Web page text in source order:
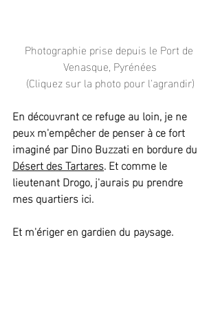
Photographie prise depuis le Port de
Venasque, Pyrénées
(Cliquez sur la photo pour l'agrandir)
En découvrant ce refuge au loin, je ne
peux m'empêcher de penser à ce fort
imaginé par Dino Buzzati en bordure du
Désert des Tartares. Et comme le
lieutenant Drogo, j'aurais pu prendre
mes quartiers ici.
Et m'ériger en gardien du paysage.